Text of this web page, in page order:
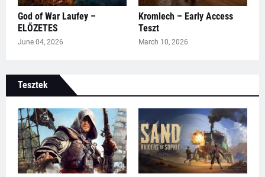
God of War Laufey –
ELŐZETES
June 04, 2026
Kromlech – Early Access
Teszt
March 10, 2026
Tesztek